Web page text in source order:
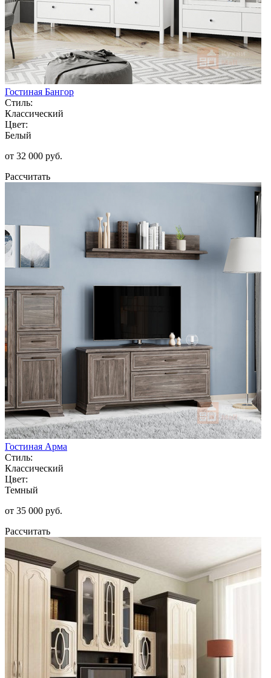
Гостиная Бангор
Стиль:
Классический
Цвет:
Белый
от 32 000 руб.
Рассчитать
Гостиная Арма
Стиль:
Классический
Цвет:
Темный
от 35 000 руб.
Рассчитать